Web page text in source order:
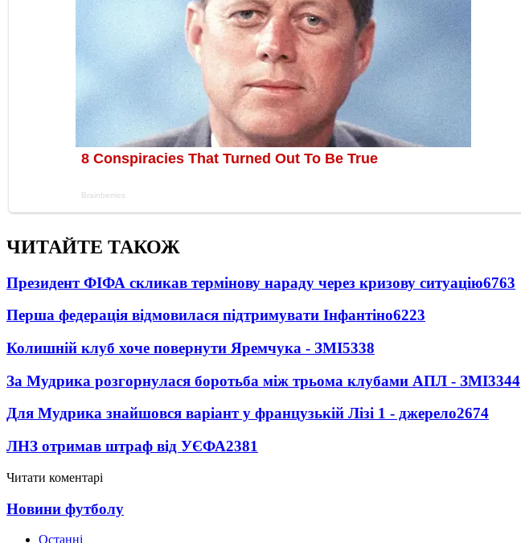
ЧИТАЙТЕ ТАКОЖ
Президент ФІФА скликав термінову нараду через кризову ситуацію6763
Перша федерація відмовилася підтримувати Інфантіно6223
Колишній клуб хоче повернути Яремчука - ЗМІ5338
За Мудрика розгорнулася боротьба між трьома клубами АПЛ - ЗМІ3344
Для Мудрика знайшовся варіант у французькій Лізі 1 - джерело2674
ЛНЗ отримав штраф від УЄФА2381
Читати коментарі
Новини футболу
Останні